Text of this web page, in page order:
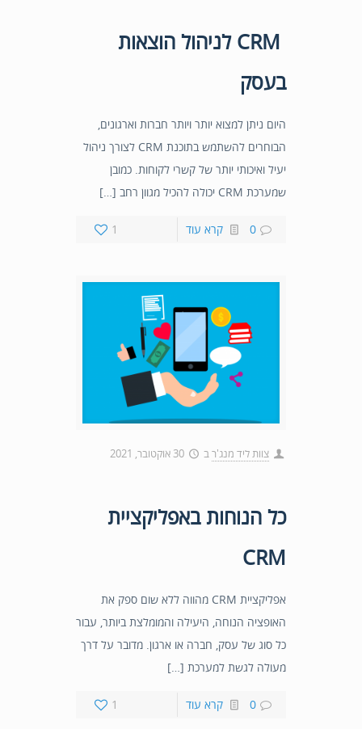
CRM לניהול הוצאות
בעסק
היום ניתן למצוא יותר ויותר חברות וארגונים,
הבוחרים להשתמש בתוכנת CRM לצורך ניהול
יעיל ואיכותי יותר של קשרי לקוחות. כמובן
שמערכת CRM יכולה להכיל מגוון רחב […]
1 0 קרא עוד
צוות ליד מנג'רב 30 אוקטובר, 2021
כל הנוחות באפליקציית
CRM
אפליקציית CRM מהווה ללא שום ספק את
האופציה הנוחה, היעילה והמומלצת ביותר, עבור
כל סוג של עסק, חברה או ארגון. מדובר על דרך
מעולה לגשת למערכת […]
1 0 קרא עוד